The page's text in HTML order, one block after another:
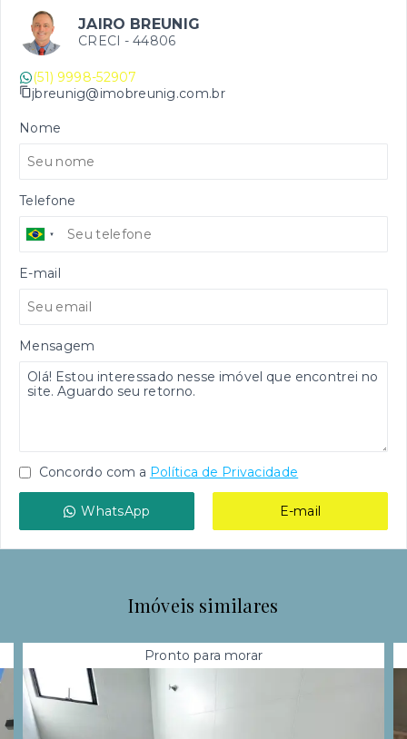
JAIRO BREUNIG
CRECI - 44806
(51) 9998-52907
jbreunig@imobreunig.com.br
Nome
Telefone
E-mail
Mensagem
Concordo com a Política de Privacidade
WhatsApp E-mail
Imóveis similares
Pronto para morar